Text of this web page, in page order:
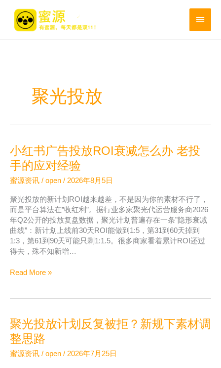
主
菜
聚光投放
小红书广告投放ROI衰减怎么办 老投
手的应对经验
蜜源资讯 / open / 2026年8月5日
聚光投放的新计划ROI越来越差，不是因为你的素材不行了，
而是平台算法在”收红利”。据行业多家聚光代运营服务商2026
年Q2公开的投放复盘数据，聚光计划普遍存在一条”隐形衰减
曲线”：新计划上线前30天ROI能做到1:5，第31到60天掉到
1:3，第61到90天可能只剩1:1.5。很多商家看着累计ROI还过
得去，殊不知新增…
小
投
放
ROI
衰
Read More »
聚光投放计划反复被拒？新规下素材调
整思路
蜜源资讯 / open / 2026年7月25日